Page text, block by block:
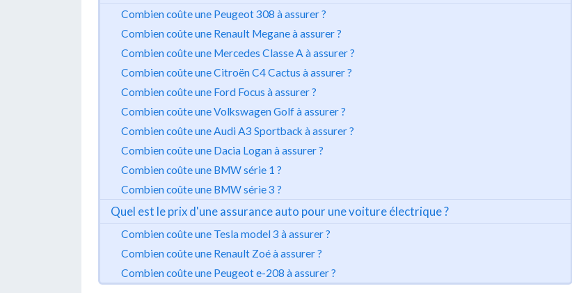
Combien coûte une Peugeot 308 à assurer ?
Combien coûte une Renault Megane à assurer ?
Combien coûte une Mercedes Classe A à assurer ?
Combien coûte une Citroën C4 Cactus à assurer ?
Combien coûte une Ford Focus à assurer ?
Combien coûte une Volkswagen Golf à assurer ?
Combien coûte une Audi A3 Sportback à assurer ?
Combien coûte une Dacia Logan à assurer ?
Combien coûte une BMW série 1 ?
Combien coûte une BMW série 3 ?
Quel est le prix d'une assurance auto pour une voiture électrique ?
Combien coûte une Tesla model 3 à assurer ?
Combien coûte une Renault Zoé à assurer ?
Combien coûte une Peugeot e-208 à assurer?